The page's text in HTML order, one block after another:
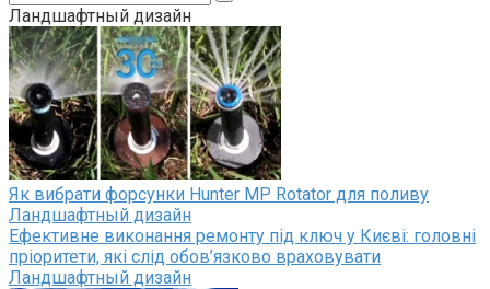
Ландшафтный дизайн
Як вибрати форсунки Hunter MP Rotator для поливу
Ландшафтный дизайн
Ефективне виконання ремонту під ключ у Києві: головні
пріоритети, які слід обов’язково враховувати
Ландшафтный дизайн